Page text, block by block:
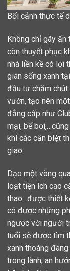
Bối cảnh thực tế
Không chỉ gây
còn thuyết phục
nhà liền kề có lợi
gian sống xanh
đầu tư chăm chút
vườn, tạo nên
đẳng cấp như
mại, bể
khi các căn biệt
giao.
Dạo một vòng
loạt tiện ích cao
thao…được thiết
có được những
ngược với người
tuổi sẽ được tìm
xanh thoáng
trong lành, an